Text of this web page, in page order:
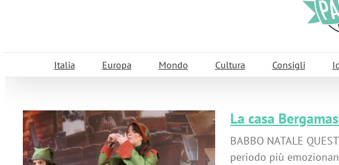
Italia Europa Mondo Cultura Consigli
La casa
BABBO NATALE
periodo più